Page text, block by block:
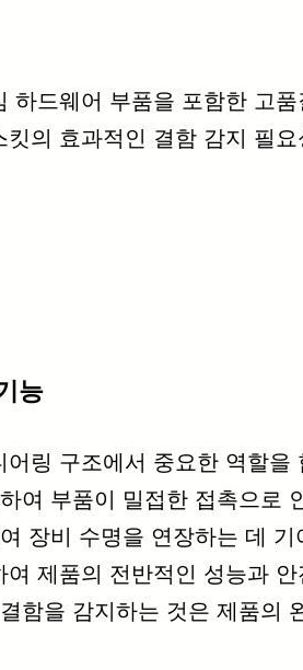
하드웨어 부품을 포함한 고
의 효과적인 결함 감지 필
능
링 구조에서 중요한 역할을
여 부품이 밀접한 접촉으로
장비 수명을 연장하는 데
제품의 전반적인 성능과
함을 감지하는 것은 제품의